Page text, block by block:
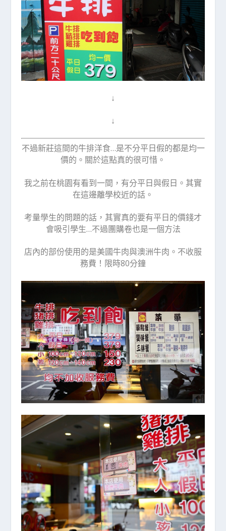
↓
↓
不過新莊這間的牛排洋食…是不分平日假的都是均一
價的。關於這點真的很可惜。
我之前在桃園有看到一間，有分平日與假日。其實
在這邊離學校近的話。
考量學生的問題的話，其實真的要有平日的價錢才
會吸引學生…不過團購卷也是一個方法
店內的部份使用的是美國牛肉與澳洲牛肉。不收服
務費！限時80分鐘